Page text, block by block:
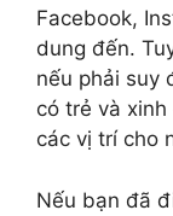
Facebook,
dung đến.
nếu phải suy
có trẻ và
các vị trí cho
Nếu bạn đã